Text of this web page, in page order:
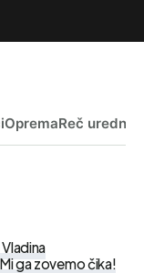
OpremaReč
ga zovemo čika!